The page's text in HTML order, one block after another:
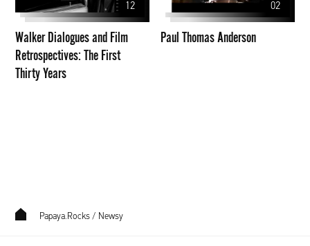
Retrospectives:
First
Thirty
Years
12
Walker Dialogues and Film
Retrospectives: The First
Thirty Years
02
Paul Thomas Anderson
Papaya.Rocks / Newsy